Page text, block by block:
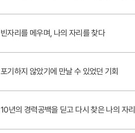
빈자리를 메우며, 나의 자리를 찾다
포기하지 않았기에 만날 수 있었던 기회
10년의 경력공백을 딛고 다시 찾은 나의 자리